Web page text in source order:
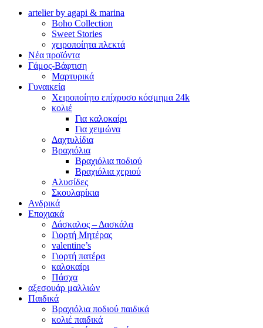
artelier by agapi & marina
Boho Collection
Sweet Stories
χειροποίητα πλεκτά
Νέα προϊόντα
Γάμος-Βάφτιση
Μαρτυρικά
Γυναικεία
Χειροποίητο επίχρυσο κόσμημα 24k
κολιέ
Για καλοκαίρι
Για χειμώνα
Δαχτυλίδια
Βραχιόλια
Βραχιόλια ποδιού
Βραχιόλια χεριού
Αλυσίδες
Σκουλαρίκια
Ανδρικά
Εποχιακά
Δάσκαλος – Δασκάλα
Γιορτή Μητέρας
valentine’s
Γιορτή πατέρα
καλοκαίρι
Πάσχα
αξεσουάρ μαλλιών
Παιδικά
Βραχιόλια ποδιού παιδικά
κολιέ παιδικά